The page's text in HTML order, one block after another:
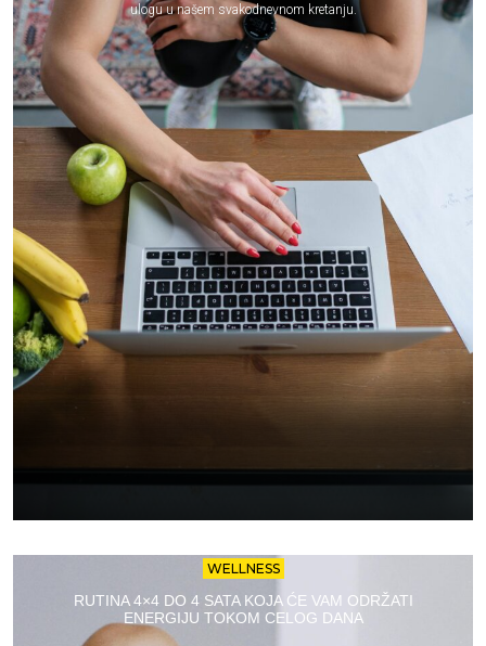
ulogu u našem svakodnevnom kretanju.
WELLNESS
RUTINA 4×4 DO 4 SATA KOJA ĆE VAM ODRŽATI
ENERGIJU TOKOM CELOG DANA